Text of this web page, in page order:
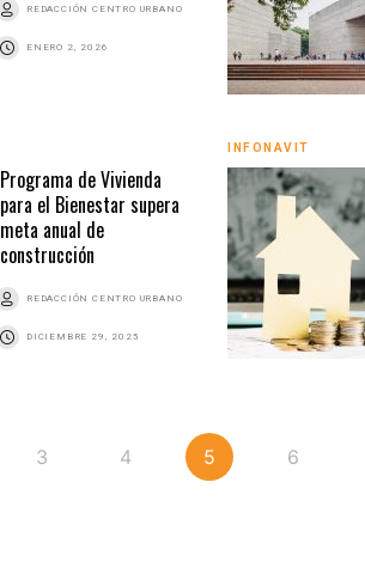
REDACCIÓN CENTRO URBANO
ENERO 2, 2026
Programa de Vivienda
para el Bienestar supera
meta anual de
construcción
REDACCIÓN CENTRO URBANO
DICIEMBRE 29, 2025
INFONAVIT
3 4 5 6